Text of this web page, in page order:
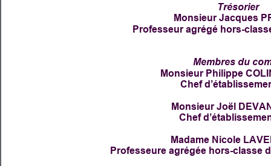
Trésorier
Monsieur Jacques
Professeur agrégé hors-
Membres du
Monsieur Philippe
Chef
Monsieur Joël
Chef
Madame Nicole
Professeure agrégée hors-classe